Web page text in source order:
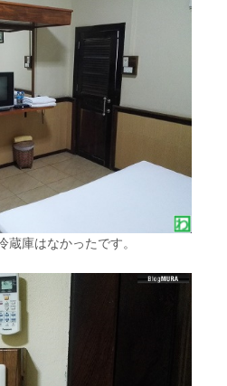
蔵庫はなかったです。